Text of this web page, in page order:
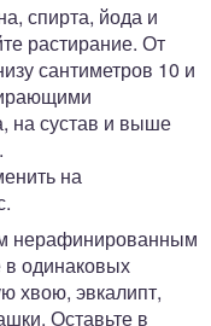
спирта, йода и
растирание. От
сантиметров 10 и
на сустав и выше
на
нерафинированным
одинаковых
хвою, эвкалипт,
Оставьте в